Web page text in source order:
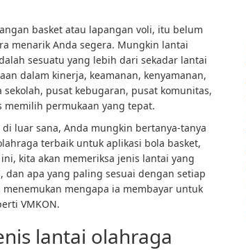
basket atau lapangan voli, itu belum
menarik Anda segera. Mungkin lantai
sesuatu yang lebih dari sekadar lantai
dalam kinerja, keamanan, kenyamanan,
pusat kebugaran, pusat komunitas,
permukaan yang tepat.
luar sana, Anda mungkin bertanya-tanya
terbaik untuk aplikasi bola basket,
kita akan memeriksa jenis lantai yang
apa yang paling sesuai dengan setiap
mengapa ia membayar untuk
VMKON.
lantai olahraga